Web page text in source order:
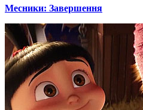
Месники: Завершення